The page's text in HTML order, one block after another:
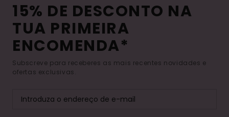
15% DE DESCONTO NA
TUA PRIMEIRA
ENCOMENDA*
Subscreve para receberes as mais recentes novidades e
ofertas exclusivas.